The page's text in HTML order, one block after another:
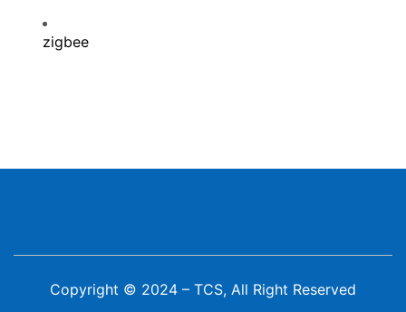
zigbee
Copyright © 2024 – TCS, All Right Reserved